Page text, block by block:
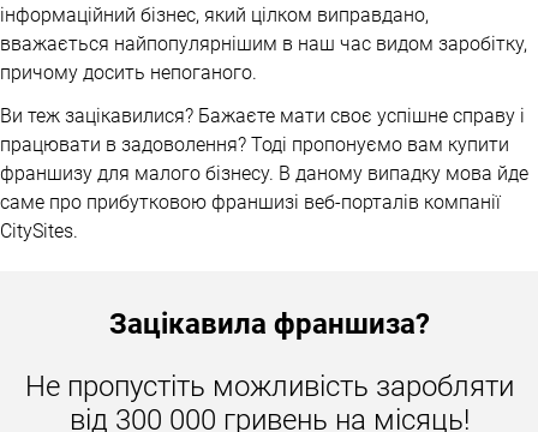
інформаційний бізнес, який цілком виправдано,
вважається найпопулярнішим в наш час видом заробітку,
причому досить непоганого.
Ви теж зацікавилися? Бажаєте мати своє успішне справу і
працювати в задоволення? Тоді пропонуємо вам купити
франшизу для малого бізнесу. В даному випадку мова йде
саме про прибутковою франшизі веб-порталів компанії
CitySites.
Компанією вже створено успішні веб-портали для більш
зупинятися на досягнутому.
Зацікавила франшиза?
Не пропустіть можливість заробляти
від 300 000 гривень на місяць!